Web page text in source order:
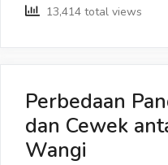
yang
13,414 total views
Perbedaan
dan Cewek
Wangi